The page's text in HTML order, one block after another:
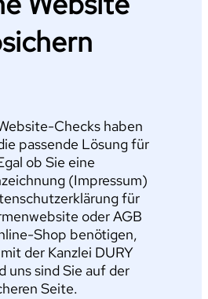
Checks haben
passende Lösung für
ob Sie eine
(Impressum)
für
oder AGB
Shop benötigen,
der Kanzlei DURY
uns sind Sie auf der
Seite.